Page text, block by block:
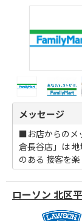
メッセージ
■お店からのメ
倉長谷店」は
のある 接客を楽
ローソン 北区